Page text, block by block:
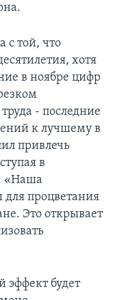
с той, что
хотя
в ноябре цифр
- последние
к лучшему в
привлечь
в
«Наша
процветания
Это открывает
эффект будет